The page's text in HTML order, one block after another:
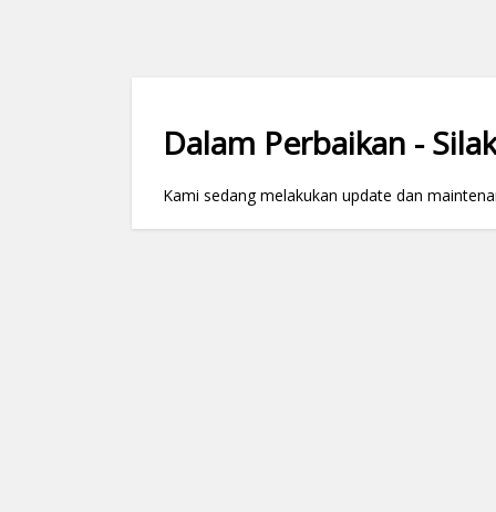
Dalam Perbaikan -
Kami sedang melakukan update dan